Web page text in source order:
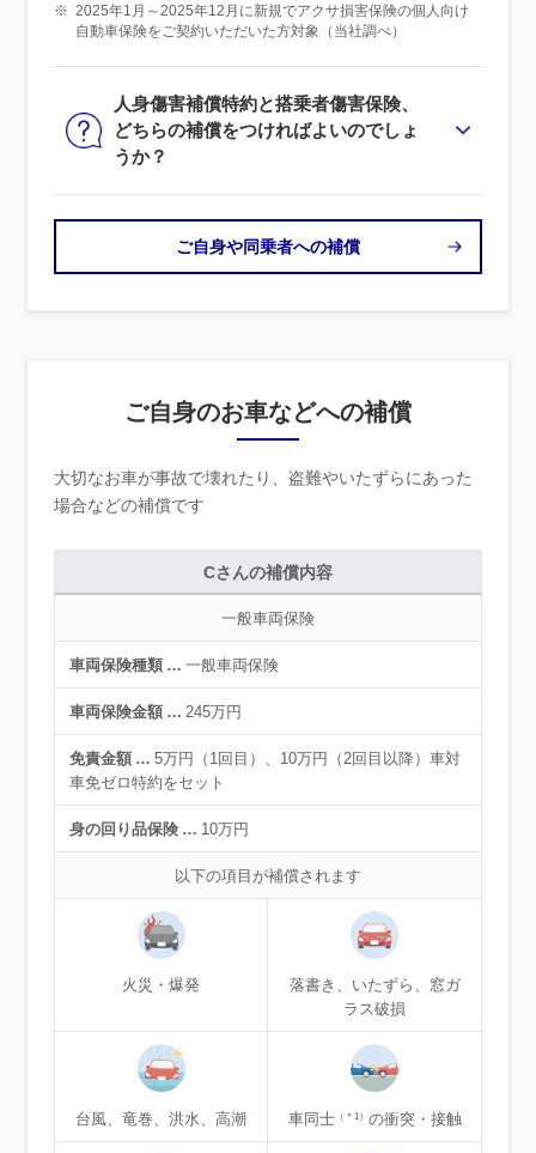
※ 2025年1月～2025年12月に新規でアクサ損害保険の個人向け
自動車保険をご契約いただいた方対象（当社調べ）
人身傷害補償特約と搭乗者傷害保険、
どちらの補償をつければよいのでしょ
うか？
ご自身や同乗者への補償
ご自身のお車などへの補償
大切なお車が事故で壊れたり、盗難やいたずらにあった
場合などの補償です
Cさんの補償内容
一般車両保険
車両保険種類 … 一般車両保険
車両保険金額 … 245万円
免責金額 … 5万円（1回目）、10万円（2回目以降） 車対
車免ゼロ特約をセット
身の回り品保険 … 10万円
以下の項目が補償されます
火災・爆発
落書き、いたずら、窓ガ
ラス破損
台風、竜巻、洪水、高潮 車同士（＊1） の衝突・接触